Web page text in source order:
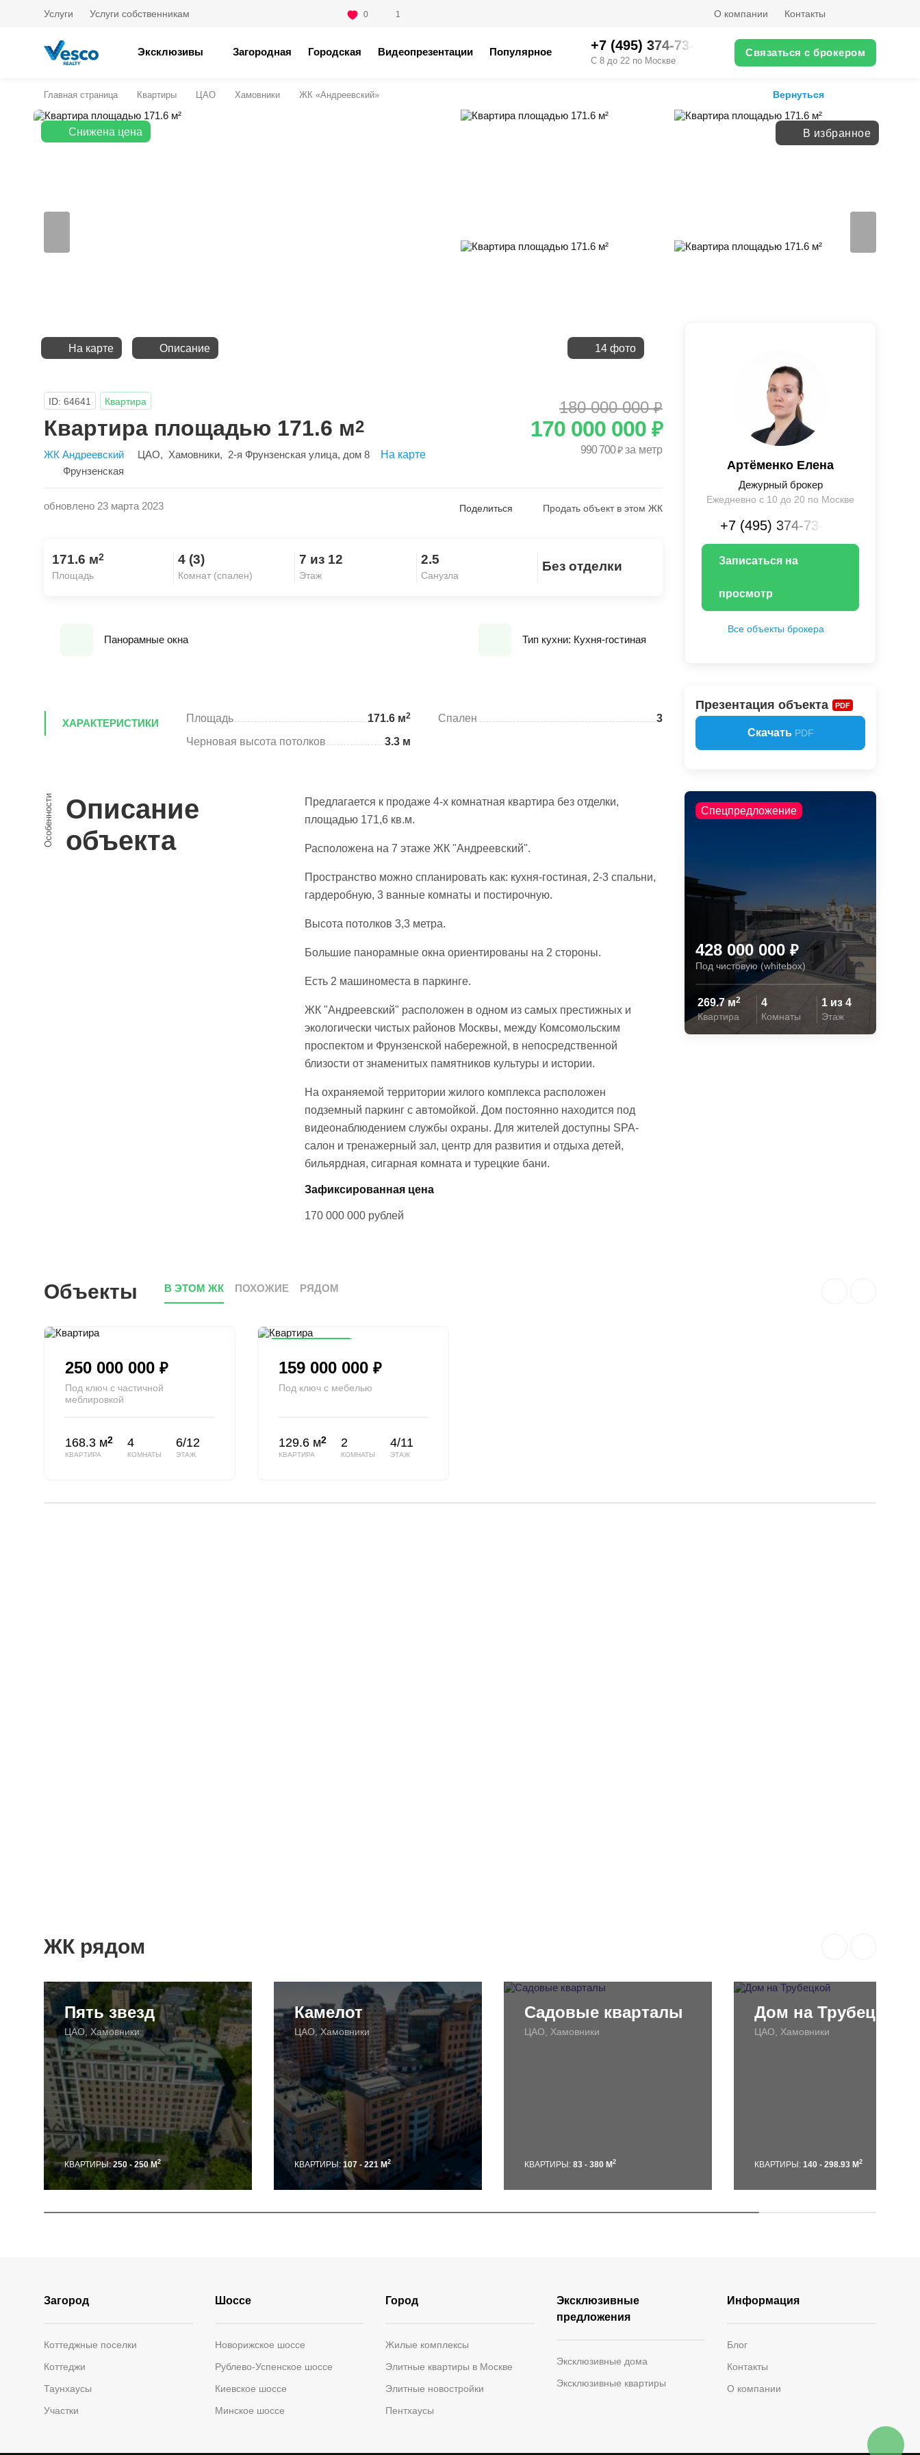
Услуги Услуги собственникам 0 1 О компании Контакты
Эксклюзивы Загородная Городская Видеопрезентации Популярное +7 (495) 374-73-XX
С 8 до 22 по Москве
Связаться с брокером
Главная страница Квартиры ЦАО Хамовники ЖК «Андреевский» Вернуться
Снижена цена В избранное
На карте Описание 14 фото
ID: 64641 Квартира
Квартира площадью 171.6 м2
180 000 000 ₽
170 000 000 ₽
990 700₽ за метр
ЖК Андреевский ЦАО, Хамовники, 2-я Фрунзенская улица, дом 8
На карте
Фрунзенская
обновлено 23 марта 2023 Поделиться
Скопировать ссылку
Продать объект в этом ЖК
171.6 м2
Площадь
4 (3)
Комнат (спален)
7 из 12
Этаж
2.5
Санузла
Без отделки
Панорамные окна Тип кухни: Кухня-гостиная
ХАРАКТЕРИСТИКИ Площадь 171.6 м2
Черновая высота потолков 3.3 м
Спален 3
Особенности Описание
объекта
Предлагается к продаже 4-х комнатная квартира без отделки,
площадью 171,6 кв.м.
Расположена на 7 этаже ЖК "Андреевский".
Пространство можно спланировать как: кухня-гостиная, 2-3 спальни,
гардеробную, 3 ванные комнаты и постирочную.
Высота потолков 3,3 метра.
Большие панорамные окна ориентированы на 2 стороны.
Есть 2 машиноместа в паркинге.
ЖК "Андреевский" расположен в одном из самых престижных и
экологически чистых районов Москвы, между Комсомольским
проспектом и Фрунзенской набережной, в непосредственной
близости от знаменитых памятников культуры и истории.
На охраняемой территории жилого комплекса расположен
подземный паркинг с автомойкой. Дом постоянно находится под
видеонаблюдением службы охраны. Для жителей доступны SPA-
салон и тренажерный зал, центр для развития и отдыха детей,
бильярдная, сигарная комната и турецкие бани.
Зафиксированная цена
170 000 000 рублей
Артёменко Елена
Дежурный брокер
Ежедневно с 10 до 20 по Москве
+7 (495) 374-73-XX
Записаться на
просмотр
Все объекты брокера
Презентация объекта PDF
Скачать PDF
Спецпредложение
428 000 000 ₽
Под чистовую (whitebox)
269.7 м2
Квартира
4
Комнаты
1 из 4
Этаж
Объекты В ЭТОМ ЖК ПОХОЖИЕ РЯДОМ
250 000 000 ₽
Под ключ с частичной
меблировкой
168.3 м2
КВАРТИРА
4
КОМНАТЫ
6/12
ЭТАЖ
159 000 000 ₽
Под ключ с мебелью
129.6 м2
КВАРТИРА
2
КОМНАТЫ
4/11
ЭТАЖ
ЖК рядом
Пять звезд
ЦАО, Хамовники
КВАРТИРЫ:250 - 250 М2
Камелот
ЦАО, Хамовники
КВАРТИРЫ: 107 - 221 М 2
Садовые кварталы
ЦАО, Хамовники
КВАРТИРЫ: 83 - 380 М 2
Дом на Трубецкой
ЦАО, Хамовники
КВАРТИРЫ: 140 - 298.93 М 2
Загород
Коттеджные поселки
Коттеджи
Таунхаусы
Участки
Шоссе
Новорижское шоссе
Рублево-Успенское шоссе
Киевское шоссе
Минское шоссе
Город
Жилые комплексы
Элитные квартиры в Москве
Элитные новостройки
Пентхаусы
Эксклюзивные
предложения
Эксклюзивные дома
Эксклюзивные квартиры
Информация
Блог
Контакты
О компании